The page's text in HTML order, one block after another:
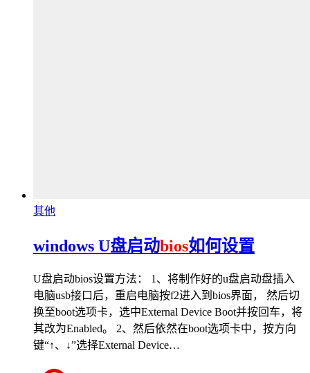
其他
windows U盘启动bios如何设置
U盘启动bios设置方法： 1、将制作好的u盘启动盘插入
电脑usb接口后，重启电脑按f2进入到bios界面， 然后切
换至boot选项卡，选中External Device Boot并按回车，将
其改为Enabled。 2、然后依然在boot选项卡中，按方向
键“↑、↓”选择External Device…